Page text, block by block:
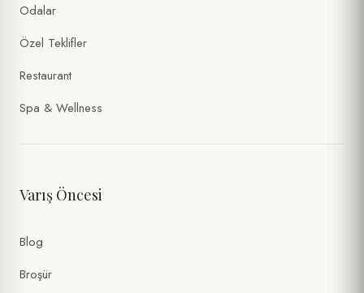
Odalar
Özel Teklifler
Restaurant
Spa & Wellness
Varış Öncesi
Blog
Broşür